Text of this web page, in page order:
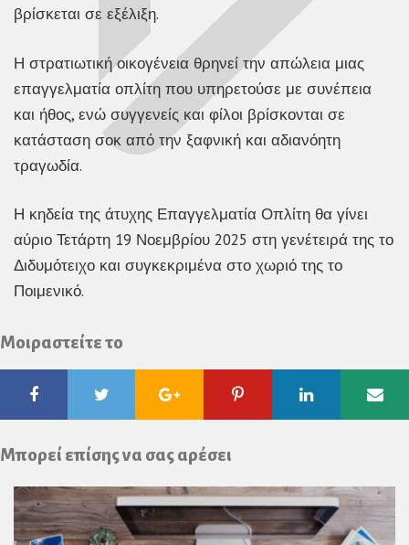
βρίσκεται σε εξέλιξη.
Η στρατιωτική οικογένεια θρηνεί την απώλεια μιας
επαγγελματία οπλίτη που υπηρετούσε με συνέπεια
και ήθος, ενώ συγγενείς και φίλοι βρίσκονται σε
κατάσταση σοκ από την ξαφνική και αδιανόητη
τραγωδία.
Η κηδεία της άτυχης Επαγγελματία Οπλίτη θα γίνει
αύριο Τετάρτη 19 Νοεμβρίου 2025 στη γενέτειρά της το
Διδυμότειχο και συγκεκριμένα στο χωριό της το
Ποιμενικό.
Μοιραστείτε το
FacebookTwitter Google
Plus
Pinterest Linkedin
Μπορεί επίσης να σας αρέσει